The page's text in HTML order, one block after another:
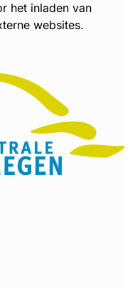
het inladen van
websites.